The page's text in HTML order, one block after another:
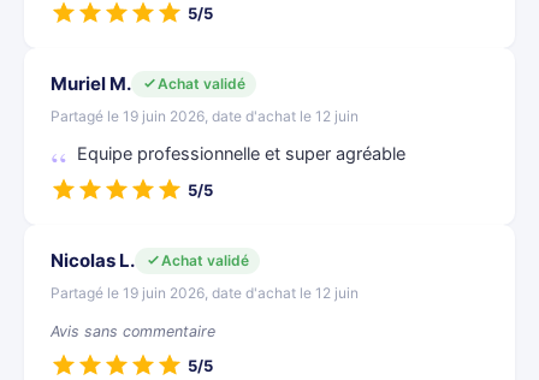
5/5
Muriel M.
Achat validé
Partagé le 19 juin 2026, date d'achat le 12 juin
Equipe professionnelle et super agréable
5/5
Nicolas L.
Achat validé
Partagé le 19 juin 2026, date d'achat le 12 juin
Avis sans commentaire
5/5